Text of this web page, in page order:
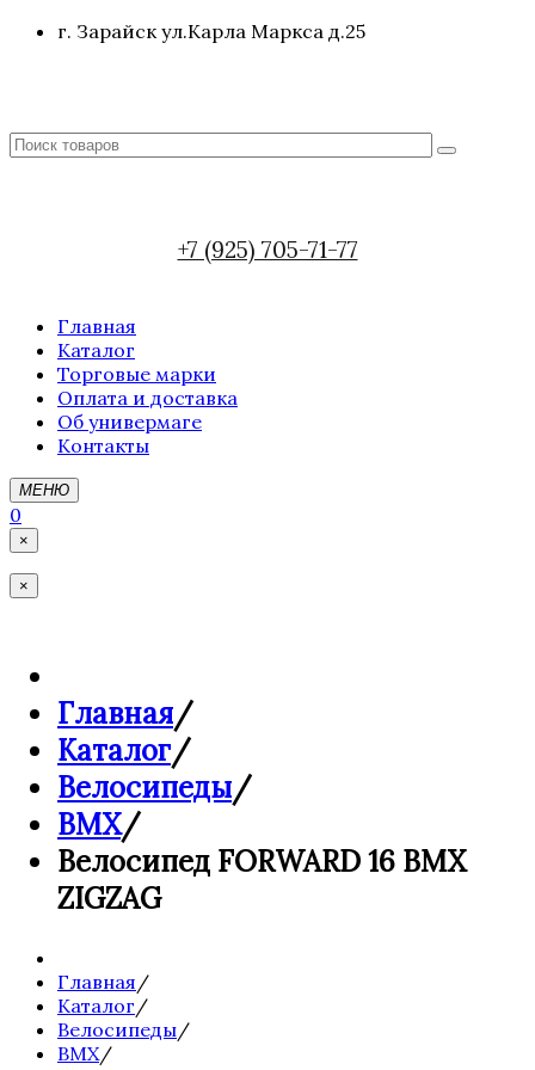
г. Зарайск ул.Карла Маркса д.25
+7 (925) 705-71-77
Главная
Каталог
Торговые марки
Оплата и доставка
Об универмаге
Контакты
МЕНЮ
0
×
×
Главная/
Каталог/
Велосипеды/
BMX/
Велосипед FORWARD 16 BMX
ZIGZAG
Главная /
Каталог /
Велосипеды/
BMX/